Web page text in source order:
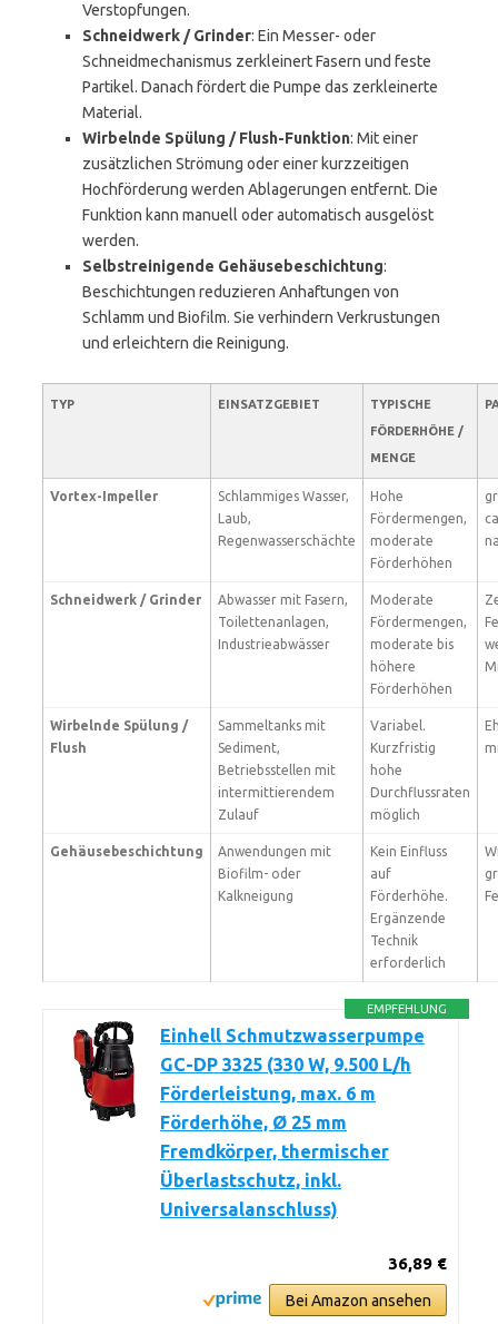
Verstopfungen.
Schneidwerk / Grinder: Ein Messer- oder
Schneidmechanismus zerkleinert Fasern und feste
Partikel. Danach fördert die Pumpe das zerkleinerte
Material.
Wirbelnde Spülung / Flush-Funktion: Mit einer
zusätzlichen Strömung oder einer kurzzeitigen
Hochförderung werden Ablagerungen entfernt. Die
Funktion kann manuell oder automatisch ausgelöst
werden.
Selbstreinigende Gehäusebeschichtung:
Beschichtungen reduzieren Anhaftungen von
Schlamm und Biofilm. Sie verhindern Verkrustungen
und erleichtern die Reinigung.
TYP EINSATZGEBIET
TYPISCHE
FÖRDERHÖHE /
MENGE
Vortex-Impeller
Schlammiges Wasser,
Laub,
Regenwasserschächte
Hohe
Fördermengen,
moderate
Förderhöhen
Schneidwerk / Grinder
Abwasser mit Fasern,
Toilettenanlagen,
Industrieabwässer
Moderate
Fördermengen,
moderate bis
höhere
Förderhöhen
Wirbelnde Spülung /
Flush
Sammeltanks mit
Sediment,
Betriebsstellen mit
intermittierendem
Zulauf
Variabel.
Kurzfristig
hohe
Durchflussraten
möglich
Gehäusebeschichtung
Anwendungen mit
Biofilm- oder
Kalkneigung
Kein Einfluss
auf
Förderhöhe.
Ergänzende
Technik
erforderlich
EMPFEHLUNG
Einhell Schmutzwasserpumpe
GC-DP 3325 (330 W, 9.500 L/h
Förderleistung, max. 6 m
Förderhöhe, Ø 25 mm
Fremdkörper, thermischer
Überlastschutz, inkl.
Universalanschluss)
36,89 €
Bei Amazon ansehen